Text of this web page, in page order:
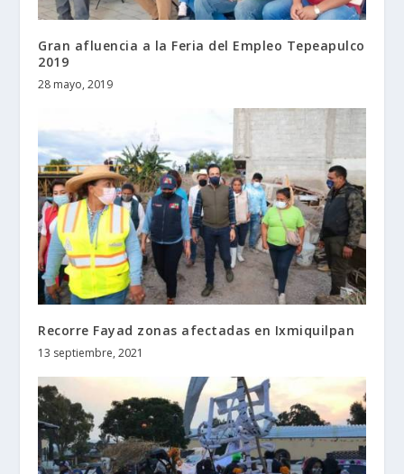
Gran afluencia a la Feria del Empleo Tepeapulco
2019
28 mayo, 2019
Recorre Fayad zonas afectadas en Ixmiquilpan
13 septiembre, 2021